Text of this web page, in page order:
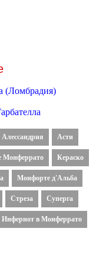
(Ломбрадия)
Алессандрия Асти
Монферрато Кераско
Монфорте д'Альба
Стреза Суперга
Инфернот в Монферрато